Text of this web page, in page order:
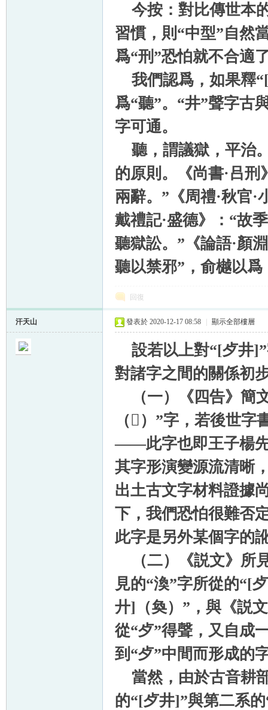
今按：對比傳世本
習慣，則“中型”自然
爲“刑”恐怕就不合適
我們認爲，如果釋
爲“聽”。“井”聲字古
字可通。
聽，謂議獄，平治
的原則。《尚書·吕
兩辭。”《周禮·秋官
戴禮記·盛德》：“故
聽獄訟。”《論語·顏
聽以禁邪”，俞樾以
回復
汗天山 發表於 2020-12-17 08:58 顯示全部樓層
設若以上對“[歺井]”
對諸字之間的關係初
（一）《四告》簡
（𠭘）”字，若後世
——此字也即王子楊先
其字形演變源流清晰
出土古文字材料證據
下，我們恐怕很難否
此字是另外某個字的
（二）《説文》所
見的“渙”字所從的“[
廾]（奐）”，與《説
從“歺”得聲，又自成
到“歺”中間而形成的
當然，由於古音耕
的“[歺井]”與第二系